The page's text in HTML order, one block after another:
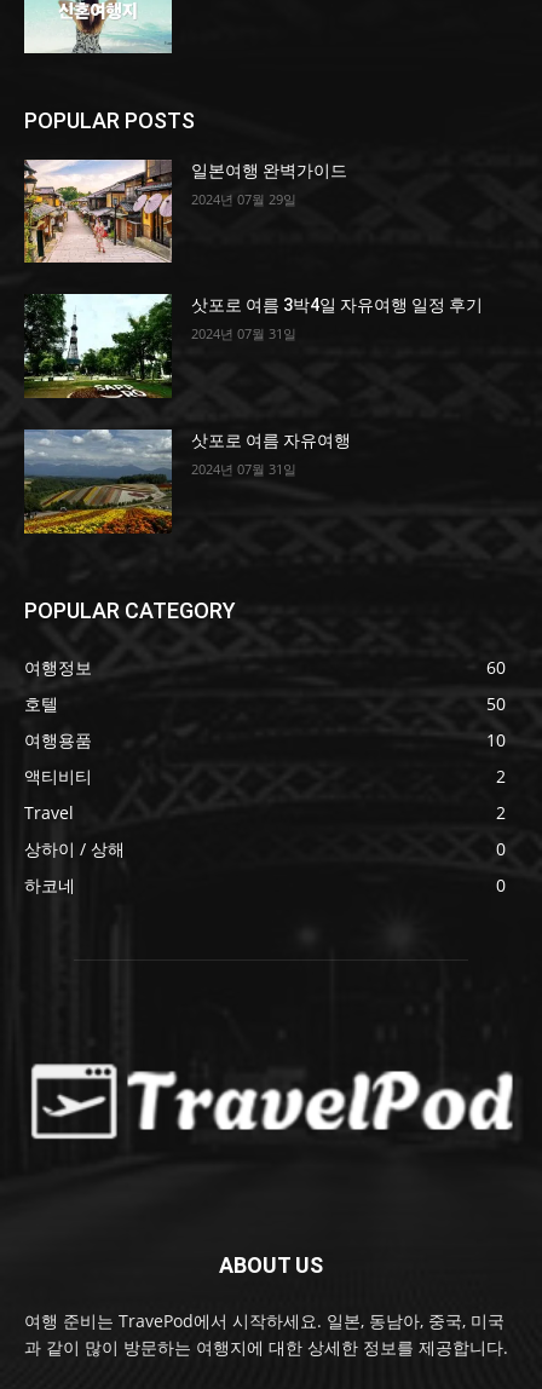
POPULAR POSTS
일본여행 완벽가이드
2024년 07월 29일
삿포로 여름 3박4일 자유여행 일정 후기
2024년 07월 31일
삿포로 여름 자유여행
2024년 07월 31일
POPULAR CATEGORY
여행정보
60
호텔
50
여행용품
10
액티비티
2
Travel
2
상하이 / 상해
0
하코네
0
ABOUT US
여행 준비는 TravePod에서 시작하세요. 일본, 동남아, 중국, 미국
과 같이 많이 방문하는 여행지에 대한 상세한 정보를 제공합니다.